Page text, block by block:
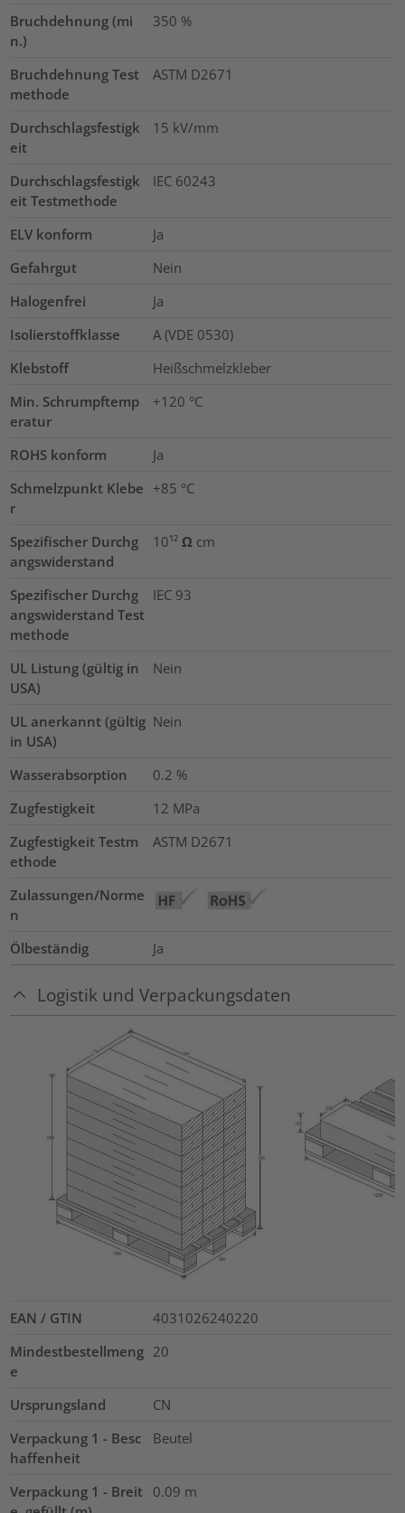
Bruchdehnung (mi
n.)
350 %
Bruchdehnung Test
methode
ASTM D2671
Durchschlagsfestigk
eit
15 kV/mm
Durchschlagsfestigk
eit Testmethode
IEC 60243
ELV konform
Ja
Gefahrgut
Nein
Halogenfrei
Ja
Isolierstoffklasse
A (VDE 0530)
Klebstoff
Heißschmelzkleber
Min. Schrumpftemp
eratur
+120 °C
ROHS konform
Ja
Schmelzpunkt Klebe
r
+85 °C
Spezifischer Durchg
angswiderstand
10¹² Ω cm
Spezifischer Durchg
angswiderstand Test
methode
IEC 93
UL Listung (gültig in
USA)
Nein
UL anerkannt (gültig
in USA)
Nein
Wasserabsorption 0.2 %
Zugfestigkeit
12 MPa
Zugfestigkeit Testm
ethode
ASTM D2671
Zulassungen/Norme
n
Ölbeständig
Ja
Logistik und Verpackungsdaten
EAN / GTIN
4031026240220
Mindestbestellmeng
e
20
Ursprungsland
CN
Verpackung 1 - Besc
haffenheit
Beutel
Verpackung 1 - Breit 0.09 m